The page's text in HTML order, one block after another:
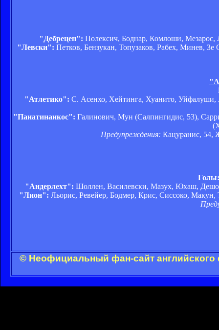
"Дебрецен": Полексич, Боднар, Комлоши, Мезарос,
"Левски": Петков, Бензукан, Топузаков, Рабех, Минев,
"Атлетико": С. Асенхо, Хейтинга, Хуанито, Уйфалуши,
"Панатинаикос": Галинович, Мун (Салпингидис, 53),
Предупреждения: Кацуранис, 54,
"Андерлехт": Шоллен, Василевски, Мазух, Юхаш, Дешо,
"Лион": Льорис, Ревейер, Бодмер, Крис, Сиссоко, Макун,
© Неофициальный фан-сайт английского